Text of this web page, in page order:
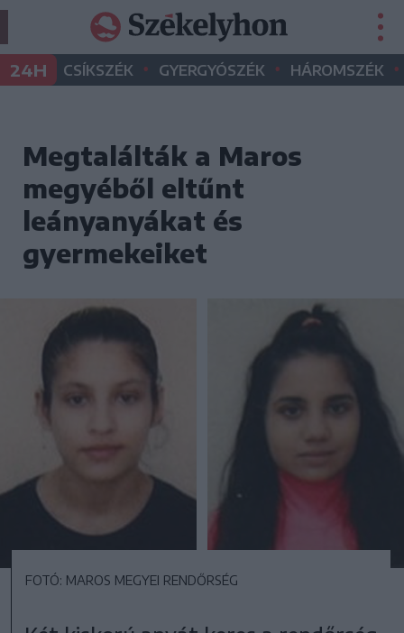
24H CSÍKSZÉK • GYERGYÓSZÉK • HÁROMSZÉK •
Megtalálták a Maros
megyéből eltűnt
leányanyákat és
gyermekeiket
FOTÓ: MAROS MEGYEI RENDŐRSÉG